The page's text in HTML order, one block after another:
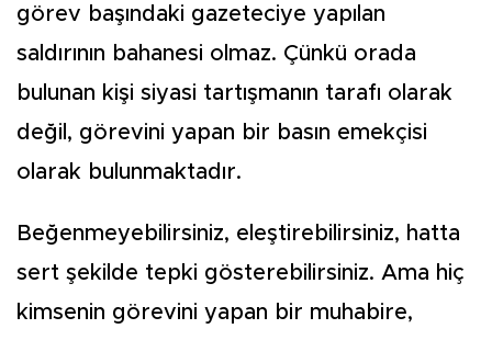
görev başındaki gazeteciye yapılan
saldırının bahanesi olmaz. Çünkü orada
bulunan kişi siyasi tartışmanın tarafı olarak
değil, görevini yapan bir basın emekçisi
olarak bulunmaktadır.
Beğenmeyebilirsiniz, eleştirebilirsiniz, hatta
sert şekilde tepki gösterebilirsiniz. Ama hiç
kimsenin görevini yapan bir muhabire,